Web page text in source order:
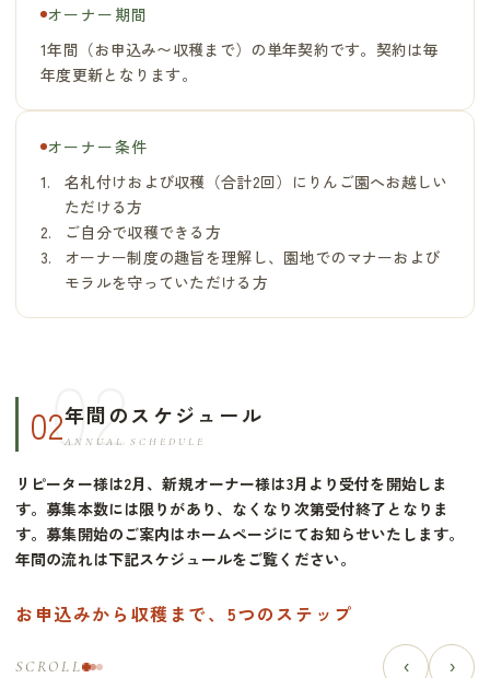
オーナー期間
1年間（お申込み〜収穫まで）の単年契約です。契約は毎
年度更新となります。
オーナー条件
名札付けおよび収穫（合計2回）にりんご園へお越しい
ただける方
ご自分で収穫できる方
オーナー制度の趣旨を理解し、園地でのマナーおよび
モラルを守っていただける方
02年間のスケジュール
ANNUAL SCHEDULE
リピーター様は2月、新規オーナー様は3月より受付を開始しま
す。募集本数には限りがあり、なくなり次第受付終了となりま
す。募集開始のご案内はホームページにてお知らせいたします。
年間の流れは下記スケジュールをご覧ください。
お申込みから収穫まで、5つのステップ
SCROLL ‹ ›